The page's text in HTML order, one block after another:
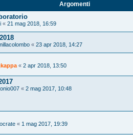
Argomenti
« 21 mag 2018, 16:59
« 23 apr 2018, 14:27
« 2 apr 2018, 13:50
« 2 mag 2017, 10:48
« 1 mag 2017, 19:39